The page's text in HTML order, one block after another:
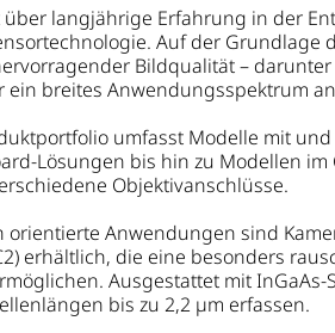
langjährige Erfahrung in der
Auf der Grundlage
Bildqualität –
ein breites Anwendungsspektrum
umfasst Modelle mit
Lösungen bis hin zu Modellen
Objektivanschlüsse.
orientierte Anwendungen sind
erhältlich, die eine besonders
Ausgestattet mit
bis zu 2,2 µm erfassen.